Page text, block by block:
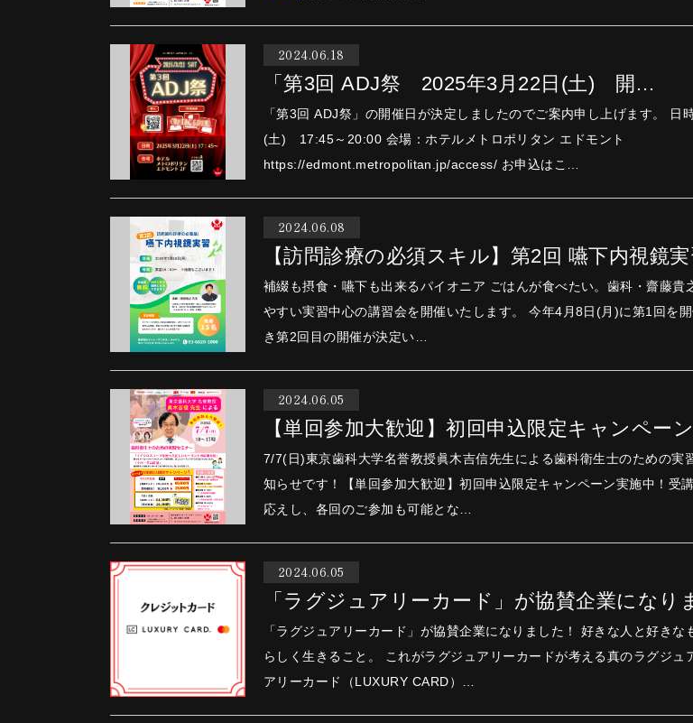
2024.06.18
「第3回 ADJ祭 2025年3月22日(土) 開…
「第3回 ADJ祭」の開催日が決定しましたのでご案内申し上げます。 日時：2025年3月22日
(土) 17:45～20:00 会場：ホテルメトロポリタン エドモント
https://edmont.metropolitan.jp/access/ お申込はこ…
2024.06.08
【訪問診療の必須スキル】第2回 嚥下内視鏡
補綴も摂食・嚥下も出来るパイオニア ごはんが食べたい。歯科・齋藤貴之先生によるわかり
やすい実習中心の講習会を開催いたします。 今年4月8日(月)に第1回を開催し、大好評につ
き第2回目の開催が決定い…
2024.06.05
【単回参加大歓迎】初回申込限定キャンペーン
7/7(日)東京歯科大学名誉教授眞木吉信先生による歯科衛生士のための実
知らせです！【単回参加大歓迎】初回申込限定キャンペーン実施中！受
応えし、各回のご参加も可能とな…
2024.06.05
「ラグジュアリーカード」が協賛企業になり
「ラグジュアリーカード」が協賛企業になりました！ 好きな⼈と好きな
らしく⽣きること。 これがラグジュアリーカードが考える真のラグジュ
アリーカード（LUXURY CARD）…